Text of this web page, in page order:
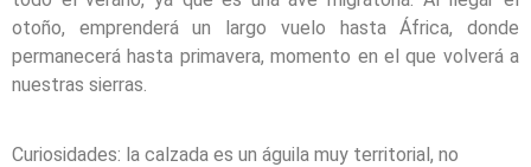
otoño, emprenderá un largo vuelo hasta África, donde
permanecerá hasta primavera, momento en el que volverá a
nuestras sierras.
Curiosidades: la calzada es un águila muy territorial, no